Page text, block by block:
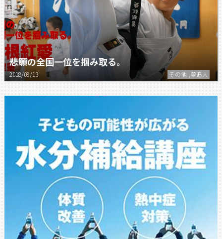
悲願の全国一位を掴み取る。
2018/09/13 その他 ,夢追人